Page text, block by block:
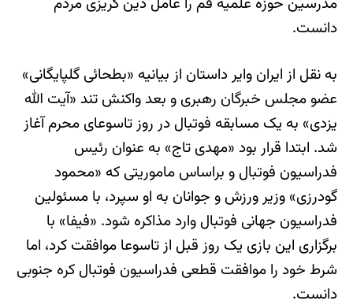
دانست.
به نقل از ایران وایر داستان از بیانیه «بطحائی گلپایگانی»
عضو مجلس خبرگان رهبری و بعد واکنش تند «آیت الله
یزدی» به یک مسابقه فوتبال در روز تاسوعای محرم آغاز
شد. ابتدا قرار بود «مهدی تاج» به عنوان رئیس
فدراسیون فوتبال و براساس ماموریتی که «محمود
گودرزی» وزیر ورزش و جوانان به او سپرد، با مسئولین
فدراسیون جهانی فوتبال وارد مذاکره شود. «فیفا» با
برگزاری این بازی یک روز قبل از تاسوعا موافقت کرد، اما
شرط خود را موافقت قطعی فدراسیون فوتبال کره جنوبی
دانست.